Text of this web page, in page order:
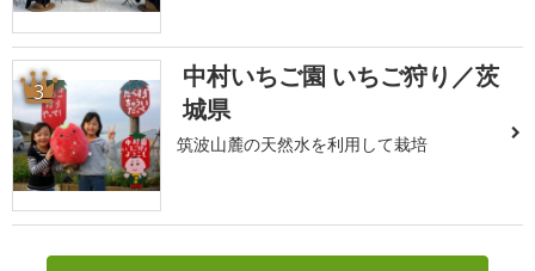
3
中村いちご園 いちご狩り／茨
城県
筑波山麓の天然水を利用して栽培